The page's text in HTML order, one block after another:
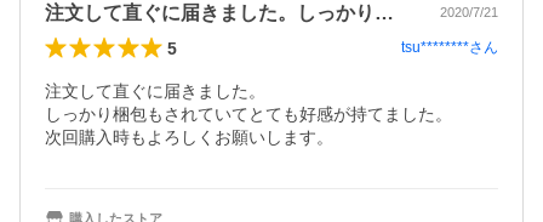
注文して直ぐに届きました。しっかり梱包… 2020/7/21
5 tsu********さん
注文して直ぐに届きました。
しっかり梱包もされていてとても好感が持てました。
次回購入時もよろしくお願いします。
購入したストア